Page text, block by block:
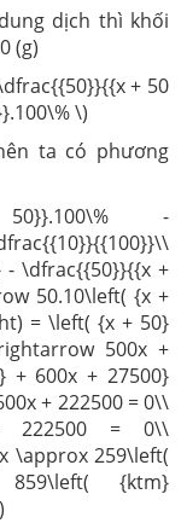
dịch thì khối
(g)
+ 50
\)
ta có phương
50}}.100\% -
\dfrac{{50}}{{x +
50.10\left( {x +
= \left( {x + 50}
500x +
+ 600x + 27500}
+ 222500 = 0\\
222500 = 0\\
\approx 259\left(
{ktm}